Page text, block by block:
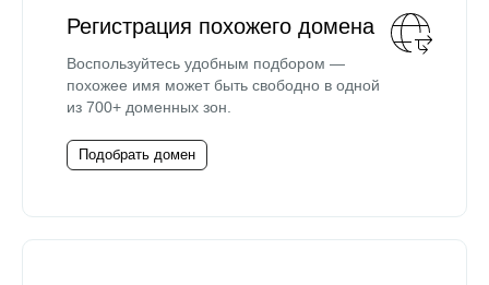
Регистрация похожего домена
Воспользуйтесь удобным подбором —
похожее имя может быть свободно в одной
из 700+ доменных зон.
Подобрать домен